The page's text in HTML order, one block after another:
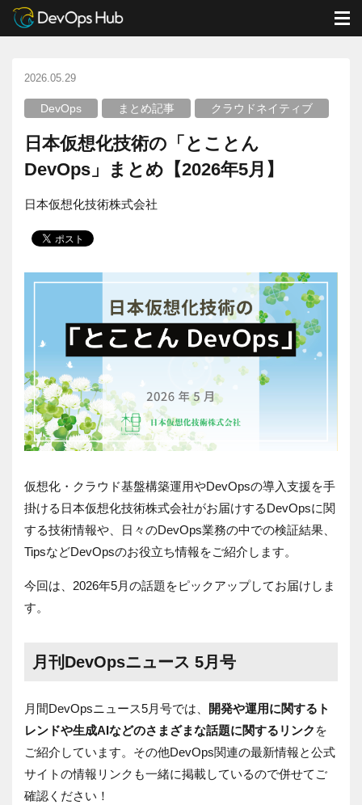
DevOps Hub ブログ
まとめ記事
日本仮想化技術の「とことんDevOps」まとめ【2026年5月】
2026.05.29
DevOps まとめ記事 クラウドネイティブ
日本仮想化技術の「とことん
DevOps」まとめ【2026年5月】
日本仮想化技術株式会社
仮想化・クラウド基盤構築運用やDevOpsの導入支援を手
掛ける日本仮想化技術株式会社がお届けするDevOpsに関
する技術情報や、日々のDevOps業務の中での検証結果、
TipsなどDevOpsのお役立ち情報をご紹介します。
今回は、 2026年5月の話題をピックアップしてお届けしま
す。
月刊DevOpsニュース 5月号
月間DevOpsニュース5月号では、
開発や運用に関するト
レンドや生成AIなどのさまざまな話題に関するリンク を
ご紹介しています。その他DevOps関連の最新情報と公式
サイトの情報リンクも一緒に掲載しているので併せてご
確認ください！